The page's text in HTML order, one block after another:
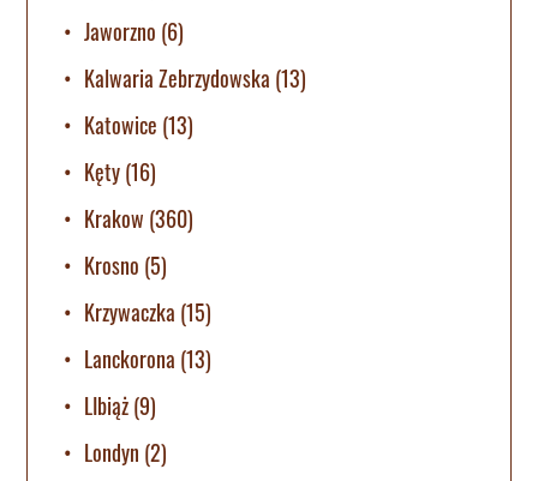
Jaworzno (6)
Kalwaria Zebrzydowska (13)
Katowice (13)
Kęty(16)
Krakow (360)
Krosno (5)
Krzywaczka (15)
Lanckorona (13)
LIbiąż(9)
Londyn (2)